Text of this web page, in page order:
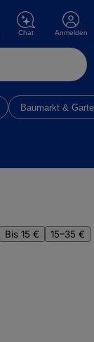
Chat Anmelden
Baumarkt &
Bis 15 €
15–35 €